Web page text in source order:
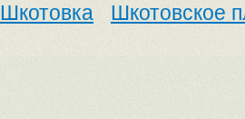
Шкотовка
Шкотовское